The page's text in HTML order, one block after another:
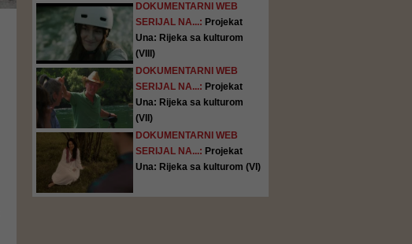
DOKUMENTARNI WEB
SERIJAL NA...: Projekat
Una: Rijeka sa kulturom
(VIII)
DOKUMENTARNI WEB
SERIJAL NA...: Projekat
Una: Rijeka sa kulturom
(VII)
DOKUMENTARNI WEB
SERIJAL NA...: Projekat
Una: Rijeka sa kulturom (VI)